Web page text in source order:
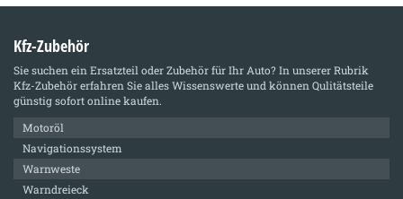
Kfz-Zubehör
Sie suchen ein Ersatzteil oder Zubehör für Ihr Auto? In unserer Rubrik
Kfz-Zubehörerfahren Sie alles Wissenswerte und können Qulitätsteile
günstig sofort online kaufen.
Motoröl
Navigationssystem
Warnweste
Warndreieck